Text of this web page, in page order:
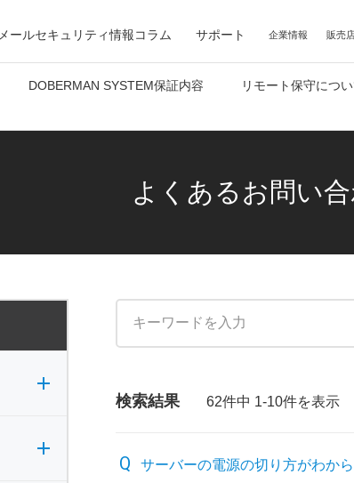
メールセキュリティ情報コラム サポート 企業情報 販売
DOBERMAN SYSTEM保証内容 リモート保守につ
よくあるお問い
検索結果 62件中 1-10件を表示
サーバーの電源の切り方がわか